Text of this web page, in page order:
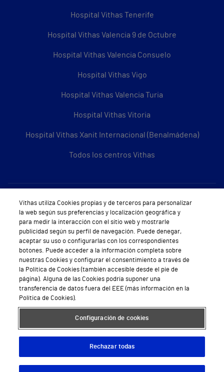
Hospital Vithas Tenerife
Hospital Vithas Valencia 9 de Octubre
Hospital Vithas Valencia Consuelo
Hospital Vithas Vigo
Hospital Vithas Valencia Turia
Hospital Vithas Vitoria
Hospital Vithas Xanit Internacional (Benalmádena)
Todos los centros Vithas
Sobre Vithas
Quiénes somos
Trabajar en Vithas
Teléfono Cita Médica
Teléfono Atención al Cliente
Política de seguridad y salud en el trabajo
Conoce a Supervita
Aviso Legal Política de cookies Política de privacidad Mapa web Protección de datos
Vithas utiliza Cookies propias y de terceros para personalizar
la web según sus preferencias y localización geográfica y
para medir la interacción con el sitio web y mostrarle
publicidad según su perfil de navegación. Puede denegar,
aceptar su uso o configurarlas con los correspondientes
botones. Puede acceder a la información completa sobre
nuestras Cookies y configurar el consentimiento a través de
la Política de Cookies (también accesible desde el pie de
página). Alguna de las Cookies podría suponer una
transferencia de datos fuera del EEE (más información en la
Política de Cookies).
Configuración de cookies
Rechazar todas